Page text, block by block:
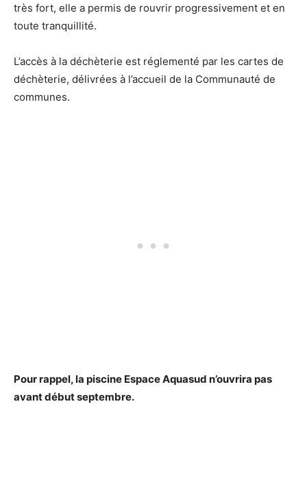
très fort, elle a permis de rouvrir progressivement et en
toute tranquillité.
L’accès à la déchèterie est réglementé par les cartes de
déchèterie, délivrées à l’accueil de la Communauté de
communes.
Pour rappel, la piscine Espace Aquasud n’ouvrira pas
avant début septembre.